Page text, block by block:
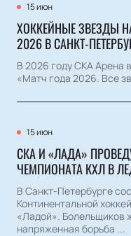
15 июн
ХОККЕЙНЫЕ ЗВЕЗДЫ
2026 В САНКТ-
В 2026 году СКА Арена
«Матч года 2026. Все
15 июн
СКА И «ЛАДА»
ЧЕМПИОНАТА КХЛ В
В Санкт-Петербурге
Континентальной
«Ладой». Болельщиков
напряженная борьба ...